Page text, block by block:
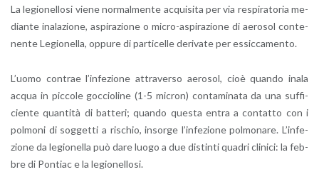
La le­gio­nel­lo­si viene nor­mal­men­te ac­qui­si­ta per via re­spi­ra­to­ria me­
dian­te ina­la­zio­ne, aspi­ra­zio­ne o mi­cro-aspi­ra­zio­ne di ae­ro­sol con­te­
nen­te Le­gio­nel­la, op­pu­re di par­ti­cel­le de­ri­va­te per es­sic­ca­men­to.
L’uo­mo con­trae l’in­fe­zio­ne at­tra­ver­so ae­ro­sol, cioè quan­do inala
acqua in pic­co­le goc­cio­li­ne (1-5 mi­cron) con­ta­mi­na­ta da una suf­fi­
cien­te quan­ti­tà di bat­te­ri; quan­do que­sta entra a con­tat­to con i
pol­mo­ni di sog­get­ti a ri­schio, in­sor­ge l’in­fe­zio­ne pol­mo­na­re. L’in­fe­
zio­ne da le­gio­nel­la può dare luogo a due di­stin­ti qua­dri cli­ni­ci: la feb­
bre di Pon­tiac e la le­gio­nel­lo­si.